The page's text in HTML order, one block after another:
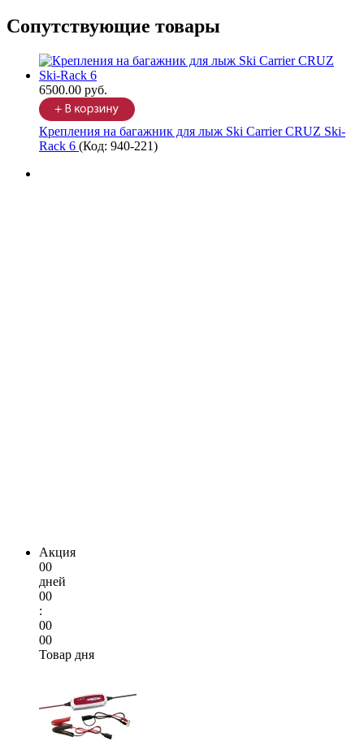
Сопутствующие товары
6500.00 руб.
Крепления на багажник для лыж Ski Carrier CRUZ Ski-
Rack 6 (Код: 940-221)
Акция
00
дней
00
:
00
00
Товар дня